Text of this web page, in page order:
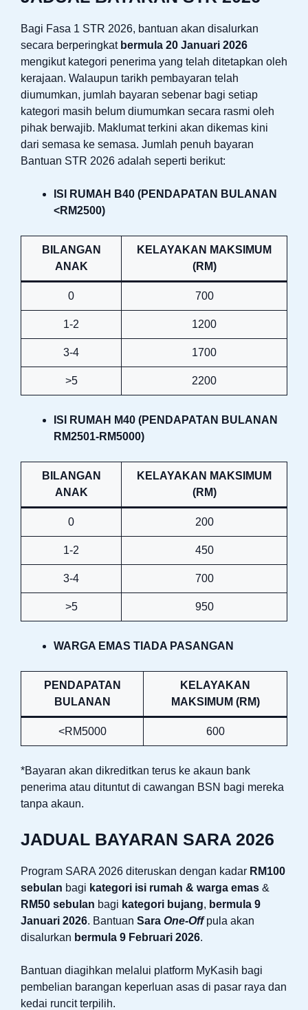
Bagi Fasa 1 STR 2026, bantuan akan disalurkan
secara berperingkat bermula 20 Januari 2026
mengikut kategori penerima yang telah ditetapkan oleh
kerajaan. Walaupun tarikh pembayaran telah
diumumkan, jumlah bayaran sebenar bagi setiap
kategori masih belum diumumkan secara rasmi oleh
pihak berwajib. Maklumat terkini akan dikemas kini
dari semasa ke semasa. Jumlah penuh bayaran
Bantuan STR 2026 adalah seperti berikut:
ISI RUMAH B40 (PENDAPATAN BULANAN
<RM2500)
BILANGAN
ANAK
KELAYAKAN MAKSIMUM
(RM)
0 700
1-2 1200
3-4 1700
>5 2200
ISI RUMAH M40 (PENDAPATAN BULANAN
RM2501-RM5000)
BILANGAN
ANAK
KELAYAKAN MAKSIMUM
(RM)
0 200
1-2 450
3-4 700
>5 950
WARGA EMAS TIADA PASANGAN
PENDAPATAN
BULANAN
KELAYAKAN
MAKSIMUM (RM)
<RM5000 600
*Bayaran akan dikreditkan terus ke akaun bank
penerima atau dituntut di cawangan BSN bagi mereka
tanpa akaun.
JADUAL BAYARAN SARA 2026
Program SARA 2026 diteruskan dengan kadar RM100
sebulan bagi kategori isi rumah & warga emas &
RM50 sebulan bagi kategori bujang, bermula 9
Januari 2026. Bantuan Sara One-Offpula akan
disalurkan bermula 9 Februari 2026.
Bantuan diagihkan melalui platform MyKasih bagi
pembelian barangan keperluan asas di pasar raya dan
kedai runcit terpilih.